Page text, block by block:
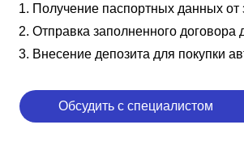
Получение паспортных данных от
Отправка заполненного договора
Внесение депозита для покупки
Обсудить с специалистом